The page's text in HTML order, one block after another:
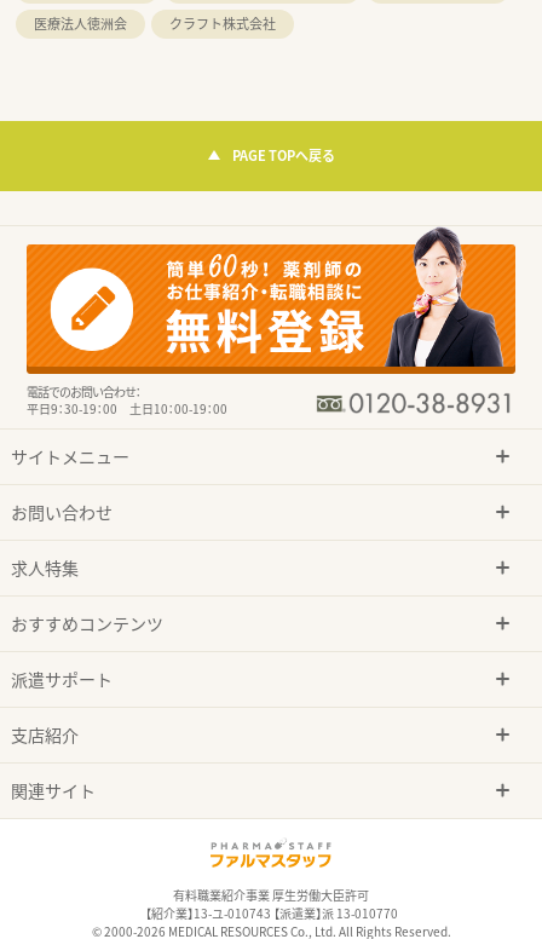
医療法人徳洲会
クラフト株式会社
PAGE TOPへ戻る
電話でのお問い合わせ：
平日9：30-19：00 土日10：00-19：00
サイトメニュー
お問い合わせ
求人特集
おすすめコンテンツ
派遣サポート
支店紹介
関連サイト
有料職業紹介事業 厚生労働大臣許可
【紹介業】13-ユ-010743 【派遣業】派 13-010770
© 2000-2026 MEDICAL RESOURCES Co., Ltd. All Rights Reserved.